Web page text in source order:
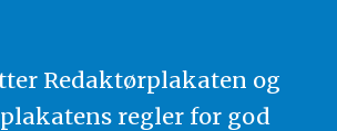
Redaktørplakaten og
regler for god